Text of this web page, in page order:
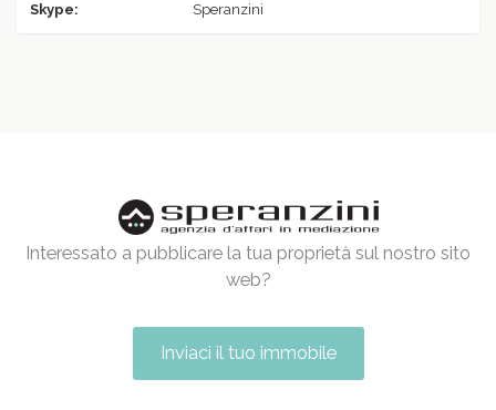
Skype: Speranzini
Interessato a pubblicare la tua proprietà sul nostro sito
web?
Inviaci il tuo immobile